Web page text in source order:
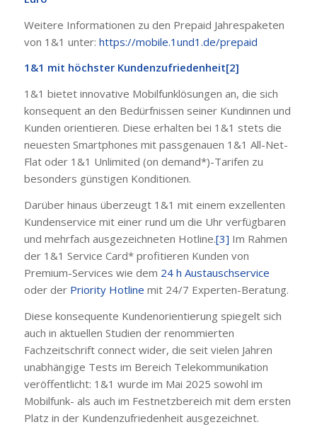
Weitere Informationen zu den Prepaid Jahrespaketen
von 1&1 unter: https://mobile.1und1.de/prepaid
1&1 mit höchster Kundenzufriedenheit[2]
1&1 bietet innovative Mobilfunklösungen an, die sich
konsequent an den Bedürfnissen seiner Kundinnen und
Kunden orientieren. Diese erhalten bei 1&1 stets die
neuesten Smartphones mit passgenauen 1&1 All-Net-
Flat oder 1&1 Unlimited (on demand*)-Tarifen zu
besonders günstigen Konditionen.
Darüber hinaus überzeugt 1&1 mit einem exzellenten
Kundenservice mit einer rund um die Uhr verfügbaren
und mehrfach ausgezeichneten Hotline.[3] Im Rahmen
der 1&1 Service Card* profitieren Kunden von
Premium-Services wie dem 24 h Austauschservice
oder der Priority Hotline mit 24/7 Experten-Beratung.
Diese konsequente Kundenorientierung spiegelt sich
auch in aktuellen Studien der renommierten
Fachzeitschrift connect wider, die seit vielen Jahren
unabhängige Tests im Bereich Telekommunikation
veröffentlicht: 1&1 wurde im Mai 2025 sowohl im
Mobilfunk- als auch im Festnetzbereich mit dem ersten
Platz in der Kundenzufriedenheit ausgezeichnet.